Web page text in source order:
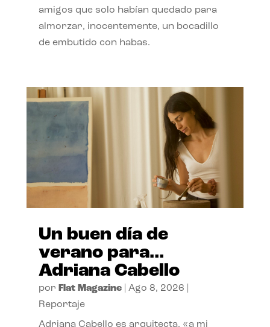
amigos que solo habían quedado para
almorzar, inocentemente, un bocadillo
de embutido con habas.
Un buen día de
verano para…
Adriana Cabello
por Flat Magazine| Ago 8, 2026
Reportaje
Adriana Cabello es arquitecta, «a mi